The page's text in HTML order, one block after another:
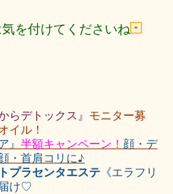
を付けてくださいね
らデトックス』 モニター募
イル！
』 半額キャンペーン！ 顔・デ
・首肩コリに♪
プラセンタエステ 《エラフリ
け♡